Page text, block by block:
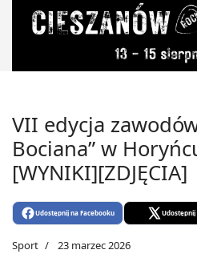
VII edycja
Bociana” w
[WYNIKI][ZDJĘCIA]
Udostępnij na Facebooku Udostępnij
Sport 23 marzec 2026